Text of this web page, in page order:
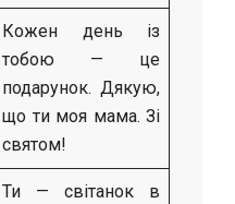
Кожен день із
тобою — це
подарунок. Дякую,
що ти моя мама. Зі
святом!
Ти — світанок в